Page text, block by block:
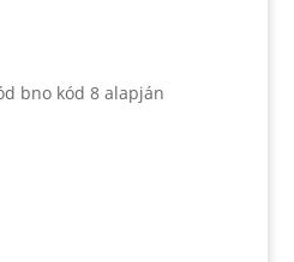
bno kód 8 alapján